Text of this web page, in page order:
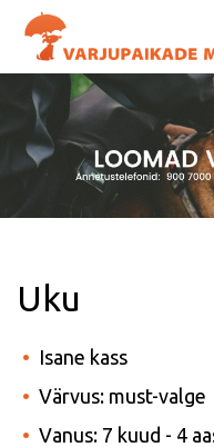
Uku
Isane kass
Värvus: must-valge
Vanus: 7 kuud - 4